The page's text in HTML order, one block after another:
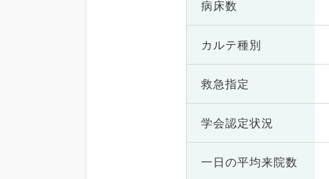
病床数
カルテ種別
救急指定
学会認定状況
一日の平均来院数